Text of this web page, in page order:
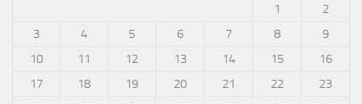
1
2
3
4 5 6 7 8
9
10
11 12 13 14 15
16
17
18 19 20 21 22
23